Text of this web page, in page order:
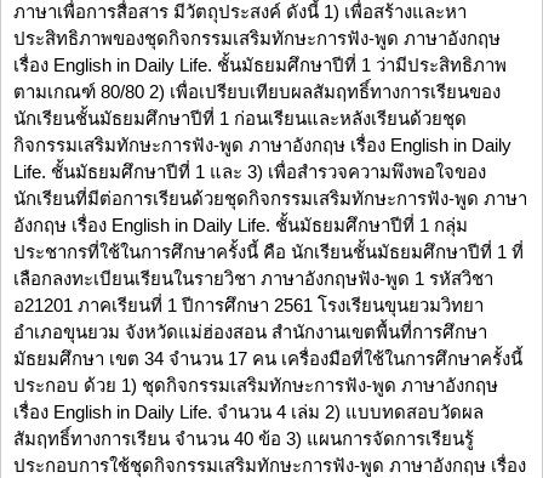
ภาษาเพื่อการสื่อสาร มีวัตถุประสงค์ ดังนี้ 1) เพื่อสร้างและหา
ประสิทธิภาพของชุดกิจกรรมเสริมทักษะการฟัง-พูด ภาษาอังกฤษ
เรื่อง English in Daily Life. ชั้นมัธยมศึกษาปีที่ 1 ว่ามีประสิทธิภาพ
ตามเกณฑ์ 80/80 2) เพื่อเปรียบเทียบผลสัมฤทธิ์ทางการเรียนของ
นักเรียนชั้นมัธยมศึกษาปีที่ 1 ก่อนเรียนและหลังเรียนด้วยชุด
กิจกรรมเสริมทักษะการฟัง-พูด ภาษาอังกฤษ เรื่อง English in Daily
Life. ชั้นมัธยมศึกษาปีที่ 1 และ 3) เพื่อสำรวจความพึงพอใจของ
นักเรียนที่มีต่อการเรียนด้วยชุดกิจกรรมเสริมทักษะการฟัง-พูด ภาษา
อังกฤษ เรื่อง English in Daily Life. ชั้นมัธยมศึกษาปีที่ 1 กลุ่ม
ประชากรที่ใช้ในการศึกษาครั้งนี้ คือ นักเรียนชั้นมัธยมศึกษาปีที่ 1 ที่
เลือกลงทะเบียนเรียนในรายวิชา ภาษาอังกฤษฟัง-พูด 1 รหัสวิชา
อ21201 ภาคเรียนที่ 1 ปีการศึกษา 2561 โรงเรียนขุนยวมวิทยา
อำเภอขุนยวม จังหวัดแม่ฮ่องสอน สำนักงานเขตพื้นที่การศึกษา
มัธยมศึกษา เขต 34 จำนวน 17 คน เครื่องมือที่ใช้ในการศึกษาครั้งนี้
ประกอบ ด้วย 1) ชุดกิจกรรมเสริมทักษะการฟัง-พูด ภาษาอังกฤษ
เรื่อง English in Daily Life. จำนวน 4 เล่ม 2) แบบทดสอบวัดผล
สัมฤทธิ์ทางการเรียน จำนวน 40 ข้อ 3) แผนการจัดการเรียนรู้
ประกอบการใช้ชุดกิจกรรมเสริมทักษะการฟัง-พูด ภาษาอังกฤษ เรื่อง